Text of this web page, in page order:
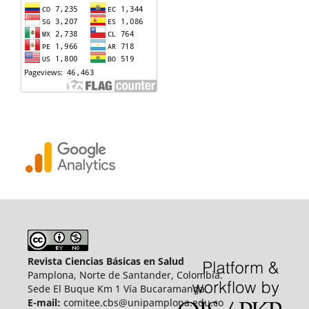
Revista Ciencias Básicas en Salud
Pamplona, Norte de Santander, Colombia.
Sede El Buque Km 1 Vía Bucaramanga.
E-mail: comitee.cbs@unipamplona.edu.co